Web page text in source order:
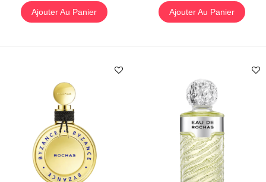
Ajouter Au Panier Ajouter Au Panier